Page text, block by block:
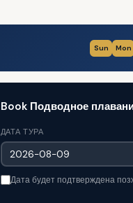
Sun Mon
Book Подводное
ДАТА ТУРА
Дата будет подтверждена